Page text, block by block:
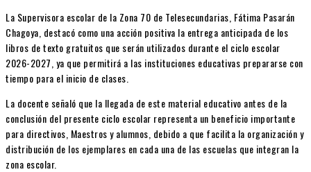
La Supervisora escolar de la Zona 70 de Telesecundarias, Fátima Pasarán
Chagoya, destacó como una acción positiva la entrega anticipada de los
libros de texto gratuitos que serán utilizados durante el ciclo escolar
2026-2027, ya que permitirá a las instituciones educativas prepararse con
tiempo para el inicio de clases.
La docente señaló que la llegada de este material educativo antes de la
conclusión del presente ciclo escolar representa un beneficio importante
para directivos, Maestros y alumnos, debido a que facilita la organización y
distribución de los ejemplares en cada una de las escuelas que integran la
zona escolar.